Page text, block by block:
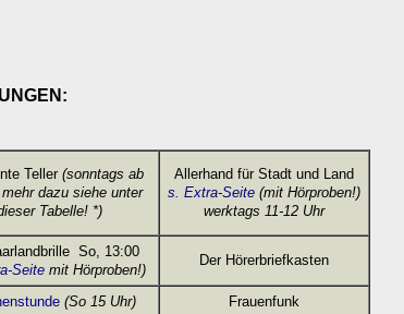
:
Teller (sonntags ab
mehr dazu siehe unter
Tabelle! *)
Allerhand für Stadt und Land
s. Extra-Seite (mit Hörproben!)
werktags 11-12 Uhr
So, 13:00
Seite mit Hörproben!)
Der Hörerbriefkasten
(So 15 Uhr) Frauenfunk